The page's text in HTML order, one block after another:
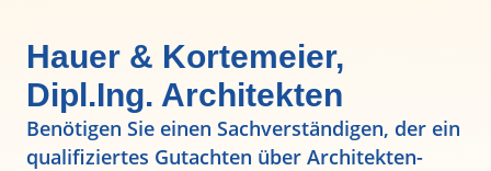
Hauer & Kortemeier,
Dipl.Ing. Architekten
Benötigen Sie einen Sachverständigen, der ein
qualifiziertes Gutachten über Architekten-